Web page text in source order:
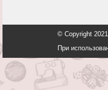
© Copyright
При